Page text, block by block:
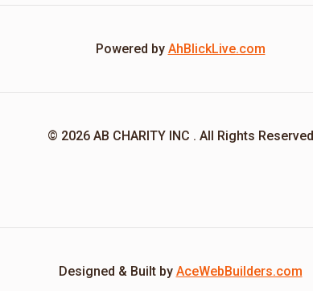
Powered by AhBlickLive.com
© 2026 AB CHARITY INC . All Rights Reserved
Designed & Built by AceWebBuilders.com